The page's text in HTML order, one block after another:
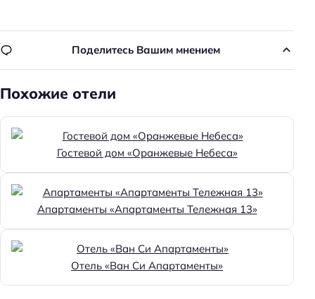
Способ оплаты: наличными
Способ оплаты: СБП
Способ оплаты: банковским переводом
Доступность
Номер и удобства на первом этаже
Доступность входа на инвалидной коляске:
недоступно
Доступность помещения на инвалидной коляске:
недоступно
Бесплатная
Поделитесь Вашим мнением
Похожие отели
Гостевой дом «Оранжевые Небеса»
Апартаменты «Апартаменты Тележная 13»
Отель «Ван Си Апартаменты»